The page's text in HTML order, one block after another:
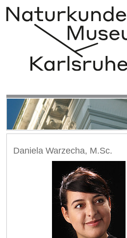
Daniela Warzecha, M.Sc.